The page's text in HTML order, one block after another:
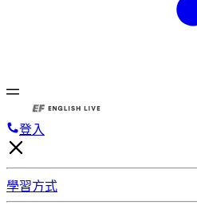
登入
學習方式